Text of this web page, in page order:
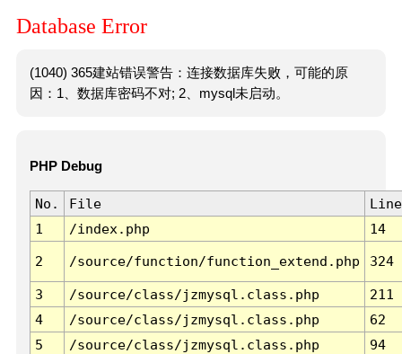
Database Error
(1040) 365建站错误警告：连接数据库失败，可能的原
因：1、数据库密码不对; 2、mysql未启动。
PHP Debug
No. File
Line
1
/index.php 14
2 /source/function/function_extend.php 324
3 /source/class/jzmysql.class.php
211
4
/source/class/jzmysql.class.php
62
5
/source/class/jzmysql.class.php
94